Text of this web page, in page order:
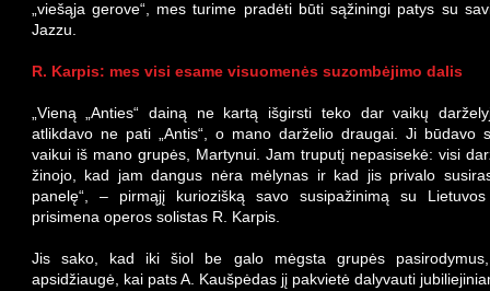
„viešąja gerove“, mes turime pradėti būti sąžiningi patys su
Jazzu.
R. Karpis: mes visi esame visuomenės suzombėjimo dalis
„Vieną „Anties“ dainą ne kartą išgirsti teko dar vaikų
atlikdavo ne pati „Antis“, o mano darželio draugai. Ji būdavo
vaikui iš mano grupės, Martynui. Jam truputį nepasisekė: visi
žinojo, kad jam dangus nėra mėlynas ir kad jis privalo
panelę“, – pirmąjį kuriozišką savo susipažinimą su
prisimena operos solistas R. Karpis.
Jis sako, kad iki šiol be galo mėgsta grupės
apsidžiaugė, kai pats A. Kaušpėdas jį pakvietė dalyvauti